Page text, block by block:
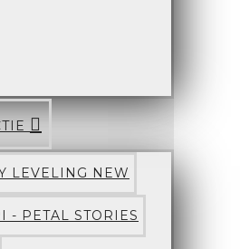
LEVELING NEW
- PETAL STORIES